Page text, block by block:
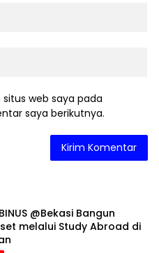
web saya pada
saya berikutnya.
@Bekasi Bangun
melalui Study Abroad di